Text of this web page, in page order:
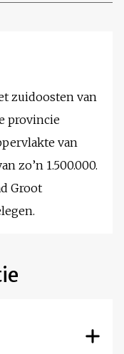
zuidoosten van
provincie
van
zo’n 1.500.000.
Groot